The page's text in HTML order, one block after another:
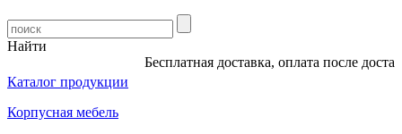
Найти
Бесплатная доставка, оплата после
Каталог продукции
Корпусная мебель